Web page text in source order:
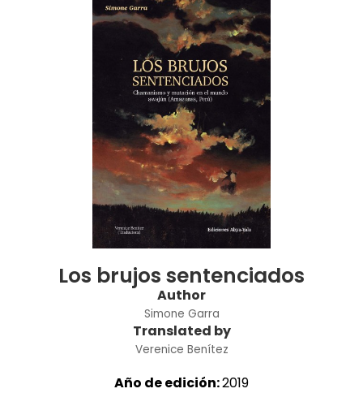
Los brujos sentenciados
Author
Simone Garra
Translated by
Verenice Benítez
Año de edición:2019